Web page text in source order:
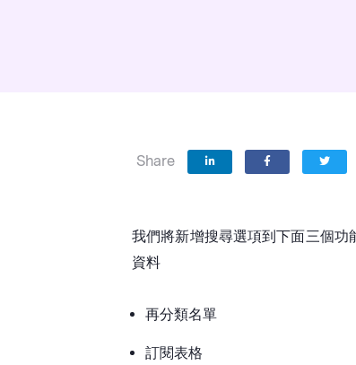
Share
我們將新增搜尋選項到下面三個
資料
再分類名單
訂閱表格